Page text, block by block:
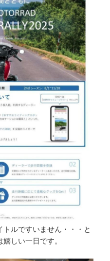
ルですいません・・・と
しい一日です。